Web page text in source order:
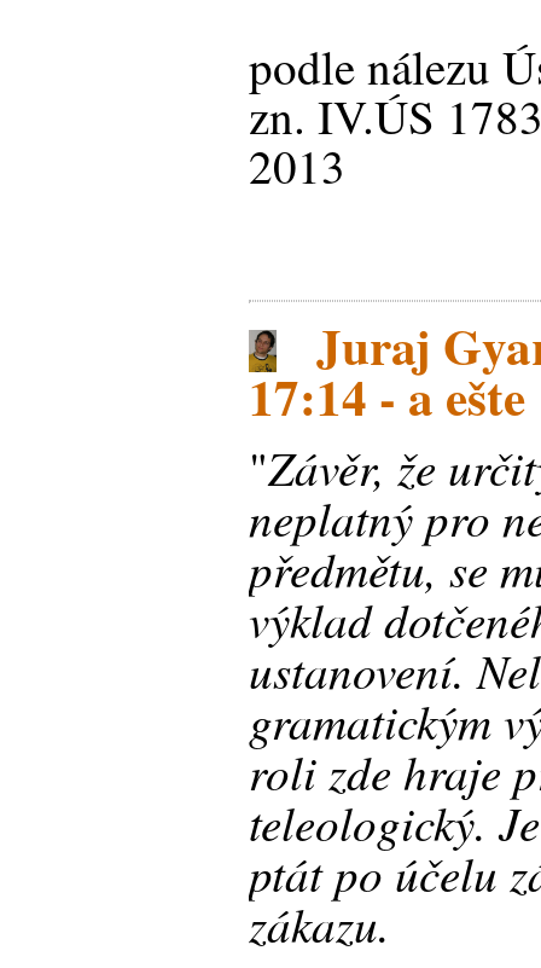
podle nálezu
zn. IV.ÚS
2013
Juraj
17:14 - a ešte
"Závěr, že
neplatný pro
předmětu, se
výklad
ustanovení.
gramatickým
roli zde hraje
teleologický.
ptát po účelu
zákazu.